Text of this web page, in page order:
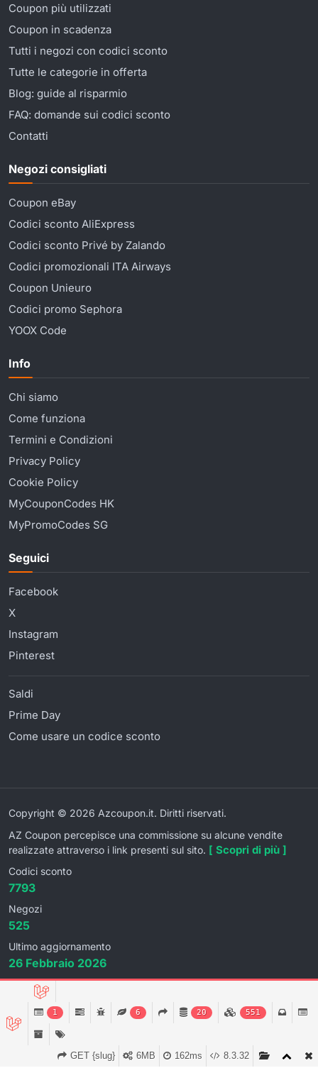
Coupon più utilizzati
Coupon in scadenza
Tutti i negozi con codici sconto
Tutte le categorie in offerta
Blog: guide al risparmio
FAQ: domande sui codici sconto
Contatti
Negozi consigliati
Coupon eBay
Codici sconto AliExpress
Codici sconto Privé by Zalando
Codici promozionali ITA Airways
Coupon Unieuro
Codici promo Sephora
YOOX Code
Info
Chi siamo
Come funziona
Termini e Condizioni
Privacy Policy
Cookie Policy
MyCouponCodes HK
MyPromoCodes SG
Seguici
Facebook
X
Instagram
Pinterest
Saldi
Prime Day
Come usare un codice sconto
Copyright © 2026 Azcoupon.it. Diritti riservati.
AZ Coupon percepisce una commissione su alcune vendite
realizzate attraverso i link presenti sul sito. [ Scopri di più ]
Codici sconto
7793
Negozi
525
Ultimo aggiornamento
26 Febbraio 2026
1 6 20 551
8.3.32
162ms
6MB
GET {slug}